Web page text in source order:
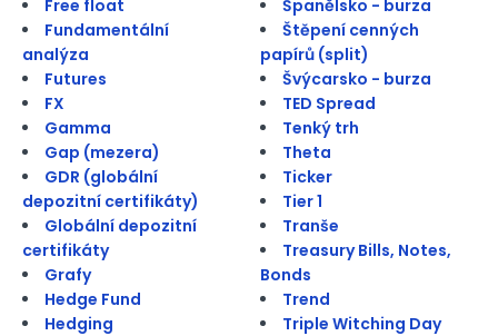
Free float
Fundamentální
analýza
Futures
FX
Gamma
Gap (mezera)
GDR (globální
depozitní certifikáty)
Globální depozitní
certifikáty
Grafy
Hedge Fund
Hedging
Španělsko - burza
Štěpení cenných
papírů (split)
Švýcarsko - burza
TED Spread
Tenký trh
Theta
Ticker
Tier 1
Tranše
Treasury Bills, Notes,
Bonds
Trend
Triple Witching Day